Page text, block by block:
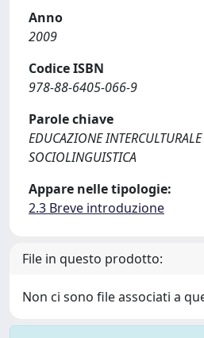
Anno
2009
Codice ISBN
978-88-6405-066-9
Parole chiave
EDUCAZIONE INTERCULTURALE
SOCIOLINGUISTICA
Appare nelle tipologie:
2.3 Breve introduzione
File in questo prodotto:
Non ci sono file associati a